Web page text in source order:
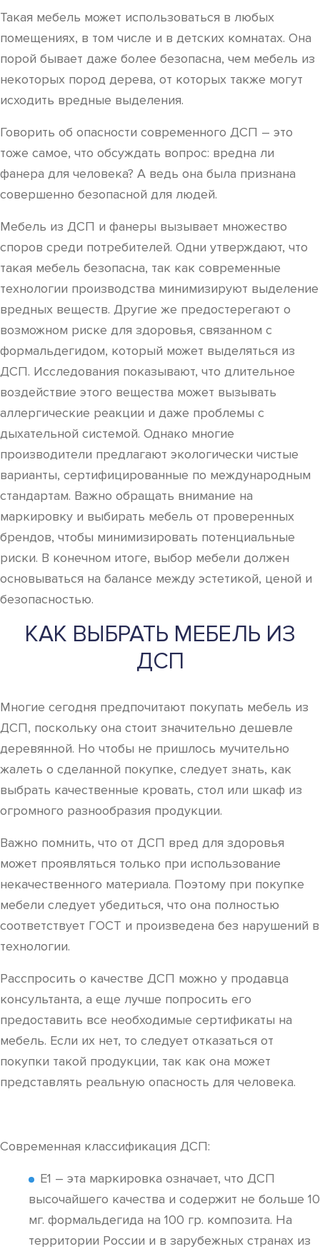
Такая мебель может использоваться в любых
помещениях, в том числе и в детских комнатах. Она
порой бывает даже более безопасна, чем мебель из
некоторых пород дерева, от которых также могут
исходить вредные выделения.
Говорить об опасности современного ДСП – это
тоже самое, что обсуждать вопрос: вредна ли
фанера для человека? А ведь она была признана
совершенно безопасной для людей.
Мебель из ДСП и фанеры вызывает множество
споров среди потребителей. Одни утверждают, что
такая мебель безопасна, так как современные
технологии производства минимизируют выделение
вредных веществ. Другие же предостерегают о
возможном риске для здоровья, связанном с
формальдегидом, который может выделяться из
ДСП. Исследования показывают, что длительное
воздействие этого вещества может вызывать
аллергические реакции и даже проблемы с
дыхательной системой. Однако многие
производители предлагают экологически чистые
варианты, сертифицированные по международным
стандартам. Важно обращать внимание на
маркировку и выбирать мебель от проверенных
брендов, чтобы минимизировать потенциальные
риски. В конечном итоге, выбор мебели должен
основываться на балансе между эстетикой, ценой и
безопасностью.
КАК ВЫБРАТЬ МЕБЕЛЬ ИЗ
ДСП
Многие сегодня предпочитают покупать мебель из
ДСП, поскольку она стоит значительно дешевле
деревянной. Но чтобы не пришлось мучительно
жалеть о сделанной покупке, следует знать, как
выбрать качественные кровать, стол или шкаф из
огромного разнообразия продукции.
Важно помнить, что от ДСП вред для здоровья
может проявляться только при использование
некачественного материала. Поэтому при покупке
мебели следует убедиться, что она полностью
соответствует ГОСТ и произведена без нарушений в
технологии.
Расспросить о качестве ДСП можно у продавца
консультанта, а еще лучше попросить его
предоставить все необходимые сертификаты на
мебель. Если их нет, то следует отказаться от
покупки такой продукции, так как она может
представлять реальную опасность для человека.
Современная классификация ДСП:
Е1 – эта маркировка означает, что ДСП
высочайшего качества и содержит не больше 10
мг. формальдегида на 100 гр. композита. На
территории России и в зарубежных странах из